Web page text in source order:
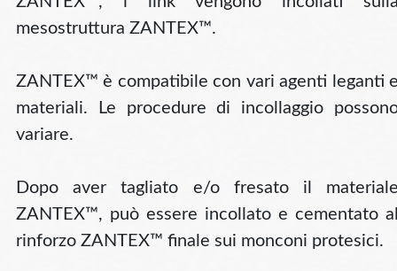
mesostruttura ZANTEX™.
ZANTEX™ è compatibile con vari agenti leganti
materiali. Le procedure di incollaggio
variare.
Dopo aver tagliato e/o fresato il
ZANTEX™, può essere incollato e cementato
rinforzo ZANTEX™ finale sui monconi protesici.